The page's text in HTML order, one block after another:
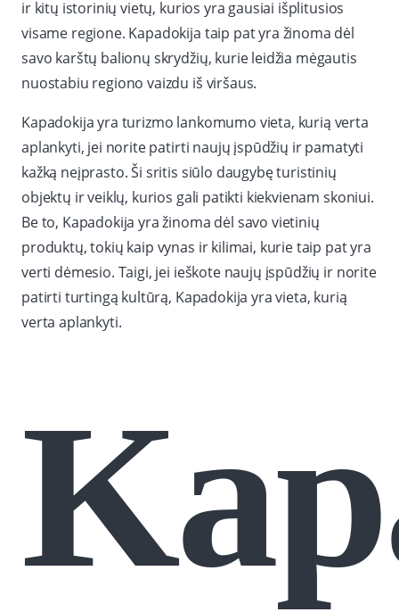
ir kitų istorinių vietų, kurios yra gausiai išplitusios
visame regione. Kapadokija taip pat yra žinoma dėl
savo karštų balionų skrydžių, kurie leidžia mėgautis
nuostabiu regiono vaizdu iš viršaus.
Kapadokija yra turizmo lankomumo vieta, kurią verta
aplankyti, jei norite patirti naujų įspūdžių ir pamatyti
kažką neįprasto. Ši sritis siūlo daugybę turistinių
objektų ir veiklų, kurios gali patikti kiekvienam skoniui.
Be to, Kapadokija yra žinoma dėl savo vietinių
produktų, tokių kaip vynas ir kilimai, kurie taip pat yra
verti dėmesio. Taigi, jei ieškote naujų įspūdžių ir norite
patirti turtingą kultūrą, Kapadokija yra vieta, kurią
verta aplankyti.